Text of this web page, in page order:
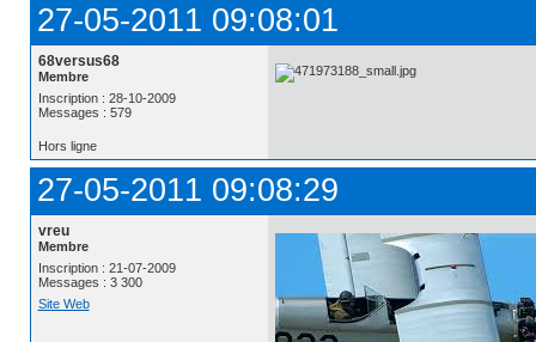
27-05-2011 09:08:01
68versus68
Membre
Inscription : 28-10-2009
Messages : 579
Hors ligne
27-05-2011 09:08:29
vreu
Membre
Inscription : 21-07-2009
Messages : 3 300
Site Web